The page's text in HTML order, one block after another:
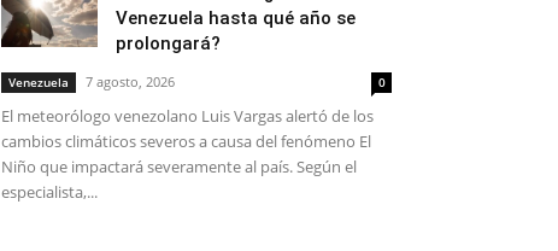
Venezuela hasta qué año se
prolongará?
Venezuela 7 agosto, 2026 0
El meteorólogo venezolano Luis Vargas alertó de los
cambios climáticos severos a causa del fenómeno El
Niño que impactará severamente al país. Según el
especialista,...